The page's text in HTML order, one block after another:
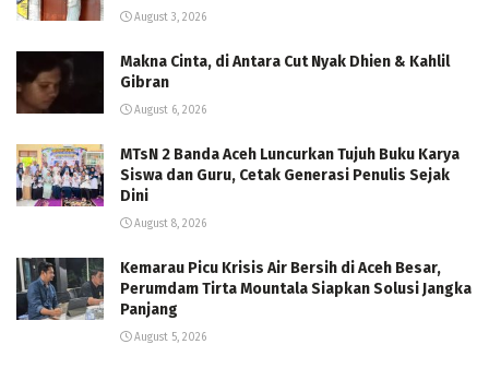
August 3, 2026
Makna Cinta, di Antara Cut Nyak Dhien & Kahlil
Gibran
August 6, 2026
MTsN 2 Banda Aceh Luncurkan Tujuh Buku Karya
Siswa dan Guru, Cetak Generasi Penulis Sejak
Dini
August 8, 2026
Kemarau Picu Krisis Air Bersih di Aceh Besar,
Perumdam Tirta Mountala Siapkan Solusi Jangka
Panjang
August 5, 2026